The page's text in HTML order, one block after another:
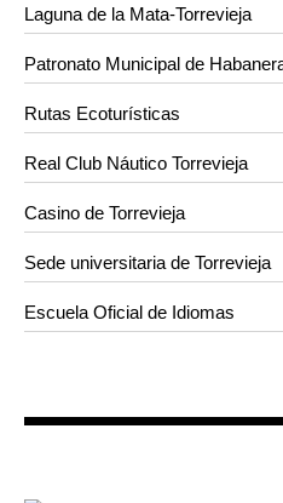
Laguna de la Mata-Torrevieja
Patronato Municipal de
Rutas Ecoturísticas
Real Club Náutico Torrevieja
Casino de Torrevieja
Sede universitaria de Torrevieja
Escuela Oficial de Idiomas